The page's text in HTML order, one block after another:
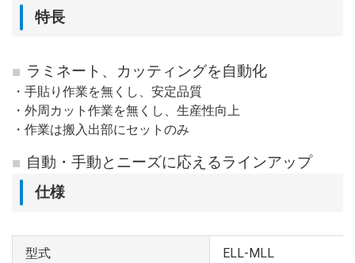
特長
ラミネート、カッティングを自動化
・手貼り作業を無くし、安定品質
・外周カット作業を無くし、生産性向上
・作業は搬入出部にセットのみ
自動・手動とニーズに応えるラインアップ
仕様
型式 ELL-MLL